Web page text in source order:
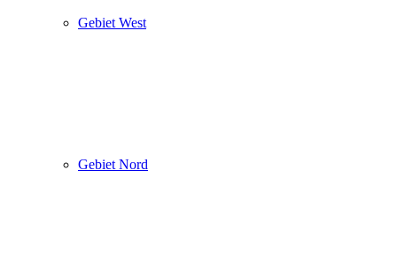
Gebiet West
Gebiet Nord